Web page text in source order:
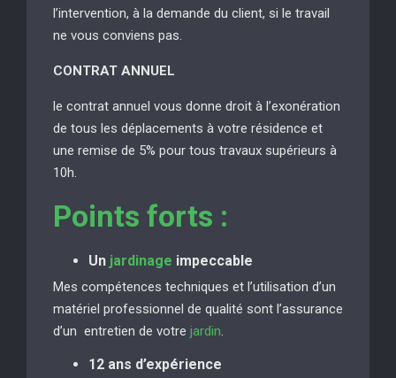
l’intervention, à la demande du client, si le travail
ne vous conviens pas.
CONTRAT ANNUEL
le contrat annuel vous donne droit à l’exonération
de tous les déplacements à votre résidence et
une remise de 5% pour tous travaux supérieurs à
10h.
Points forts :
Un jardinage impeccable
Mes compétences techniques et l’utilisation d’un
matériel professionnel de qualité sont l’assurance
d’un entretien de votre jardin
12 ans d’expérience